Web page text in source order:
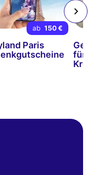
ab 150 €
Paris
für